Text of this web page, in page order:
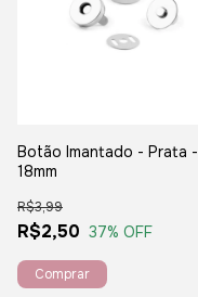
Botão Imantado - Prata -
18mm
R$2,50
R$3,99
37% OFF